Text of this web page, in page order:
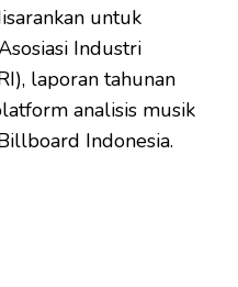
untuk
Industri
laporan tahunan
analisis musik
Indonesia.